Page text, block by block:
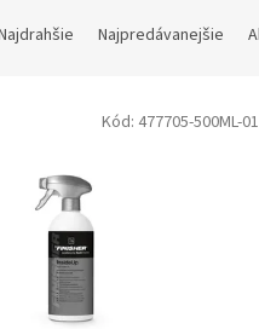
Najpredávanejšie
Kód: 477705-500ML-01